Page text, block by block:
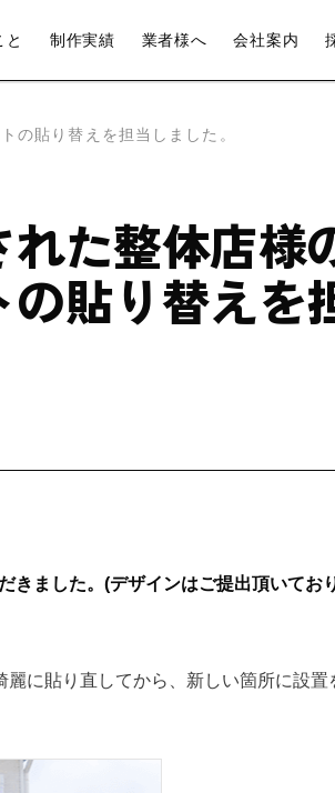
と 制作実績 業者様へ 会社案内
の貼り替えを担当しました。
れた整体店様
貼り替えを
きました。(デザインはご提出頂いてお
に貼り直してから、新しい箇所に設置